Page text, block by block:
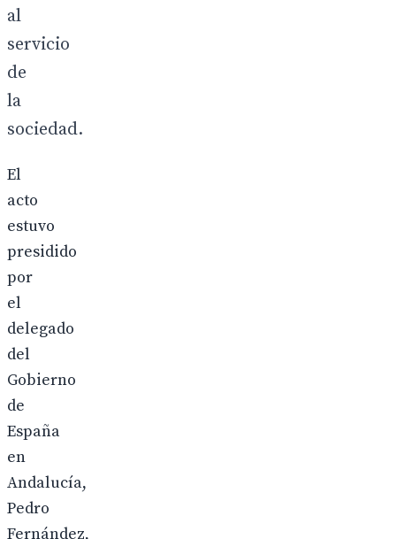
al
servicio
de
la
sociedad.
El
acto
estuvo
presidido
por
el
delegado
del
Gobierno
de
España
en
Andalucía,
Pedro
Fernández,